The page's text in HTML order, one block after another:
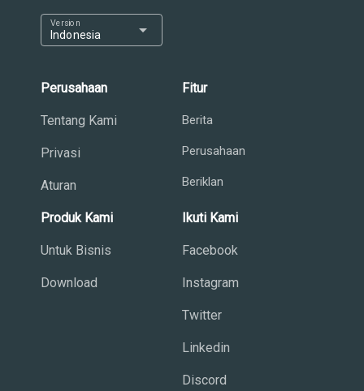
Indonesia
Version arrow_drop_down
Perusahaan
Tentang Kami
Privasi
Aturan
Fitur
Berita
Perusahaan
Beriklan
Produk Kami
Untuk Bisnis
Download
Ikuti Kami
Facebook
Instagram
Twitter
Linkedin
Discord